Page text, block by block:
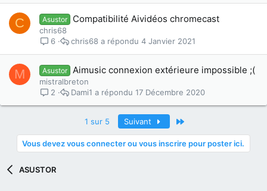
C Asustor Compatibilité Aividéos chromecast
chris68
6
4 Janvier 2021
chris68
M Asustor Aimusic connexion extérieure impossible ;(
mistralbreton
2
17 Décembre 2020
Dami1
1 sur 5 Suivant
Vous devez vous connecter ou vous inscrire pour poster ici.
ASUSTOR